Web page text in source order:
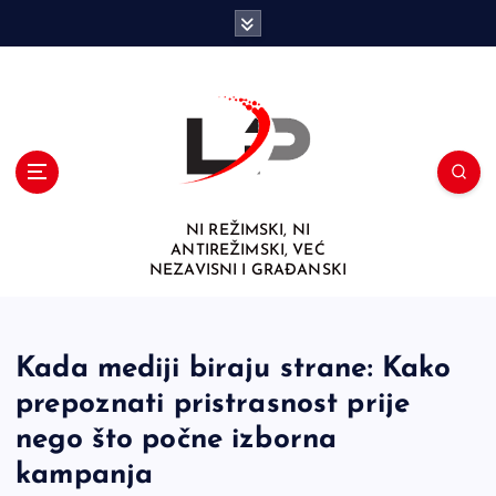
NI REŽIMSKI, NI
ANTIREŽIMSKI, VEĆ
NEZAVISNI I GRAĐANSKI
Kada mediji biraju strane: Kako
prepoznati pristrasnost prije
nego što počne izborna
kampanja